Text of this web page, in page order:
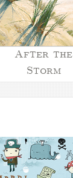
After the
Storm